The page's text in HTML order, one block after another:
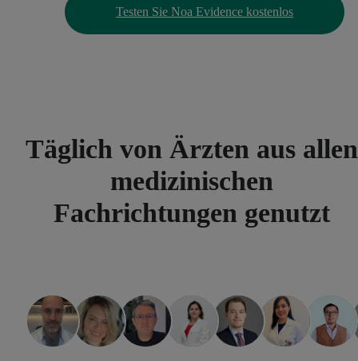
Testen Sie Noa Evidence kostenlos
Täglich von Ärzten aus allen
medizinischen
Fachrichtungen genutzt